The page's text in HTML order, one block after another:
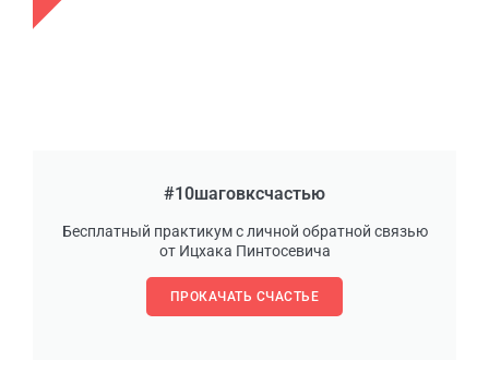
#10шаговксчастью
Бесплатный практикум с личной обратной связью
от Ицхака Пинтосевича
ПРОКАЧАТЬ СЧАСТЬЕ